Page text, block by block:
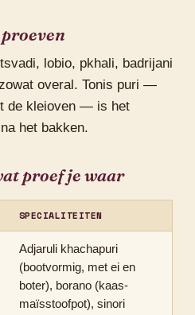
lobio, pkhali, badrijani
overal. Tonis puri —
de kleioven — is het
het bakken.
proef je waar
SPECIALITEITEN
Adjaruli khachapuri
(bootvormig, met ei en
boter), borano (kaas-
maïsstoofpot), sinori